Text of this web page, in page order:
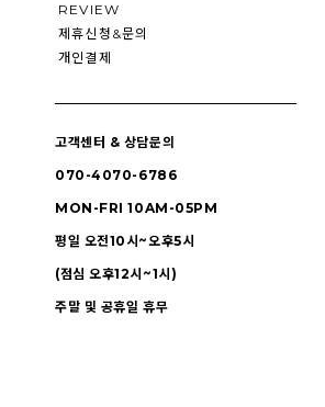
REVIEW
제휴신청&문의
개인결제
고객센터 & 상담문의
070-4070-6786
MON-FRI 10AM-05PM
평일 오전10시~오후5시
(점심 오후12시~1시)
주말 및 공휴일 휴무